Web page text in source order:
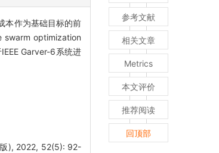
本作为基础目标的前
swarm optimization
Garver-6系统进
), 2022, 52(5): 92-
参考文献
相关文章
Metrics
本文评价
推荐阅读
回顶部